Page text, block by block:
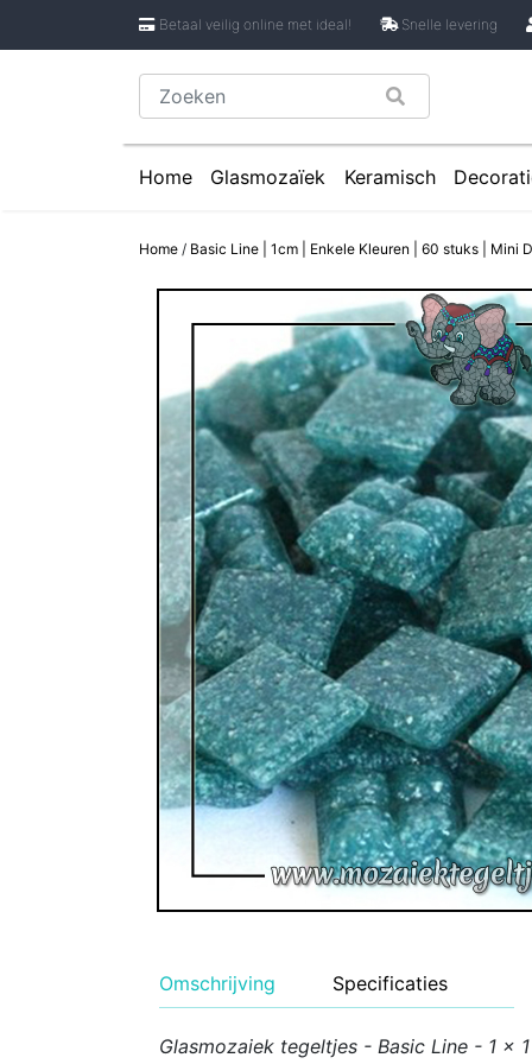
Betaal veilig online met ideal! Snelle levering
Home
Glasmozaïek
Glasmozaïek steentjes 2 cm
Glasmozaïek steentjes Pixel 8 mm
Glasmozaïek steentjes Rond
Glasmozaïek steentjes
Glasmozaïek steentjes Speciale
Glasmozaïek steentjes
Keramisch
Keramische
Keramische Cirkels
Keramische
Keramische
Keramische
Keramische
Keramische
Keramische
Geglazuurde
Binnen wandtegels
Buiten tegels Cesi
Home / Basic Line | 1cm | Enkele Kleuren | 60 stuks | Mini
Omschrijving Specificaties
Glasmozaiek tegeltjes - Basic Line - 1 x